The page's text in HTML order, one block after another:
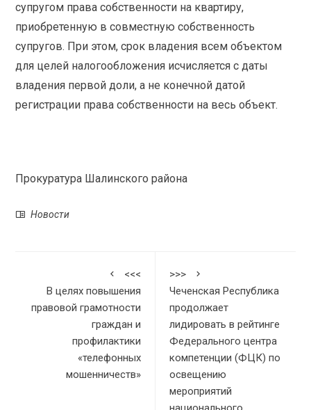
супругом права собственности на квартиру,
приобретенную в совместную собственность
супругов. При этом, срок владения всем объектом
для целей налогообложения исчисляется с даты
владения первой доли, а не конечной датой
регистрации права собственности на весь объект.
Прокуратура Шалинского района
Новости
<<<
В целях повышения
правовой грамотности
граждан и
профилактики
«телефонных
мошенничеств»
>>>
Чеченская Республика
продолжает
лидировать в рейтинге
Федерального центра
компетенции (ФЦК) по
освещению
мероприятий